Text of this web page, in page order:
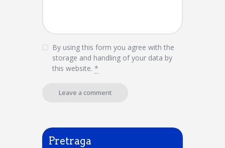
By using this form you agree with the
storage and handling of your data by
this website. *
Pretraga